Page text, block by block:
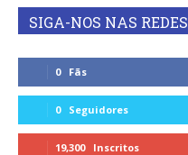
SIGA-NOS NAS REDES
0 Fãs
0 Seguidores
19,300 Inscritos